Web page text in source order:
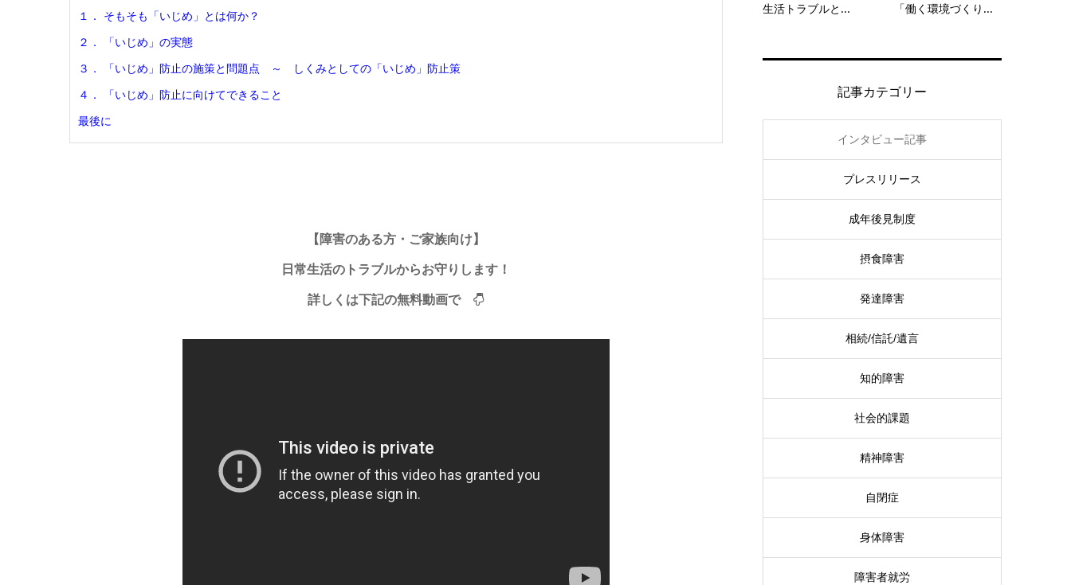
１． そもそも「いじめ」とは何か？
２． 「いじめ」の実態
３． 「いじめ」防止の施策と問題点 ～ しくみとしての「いじめ」防止策
４． 「いじめ」防止に向けてできること
最後に
【障害のある方・ご家族向け】
日常生活のトラブルからお守りします！
詳しくは下記の無料動画で
生活トラブルと...
「働く環境づくり...
記事カテゴリー
インタビュー記事
プレスリリース
成年後見制度
摂食障害
発達障害
相続/信託/遺言
知的障害
社会的課題
精神障害
自閉症
身体障害
障害者就労